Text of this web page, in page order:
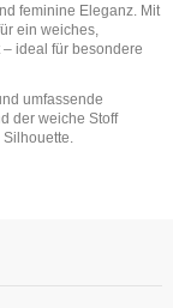
feminine Eleganz. Mit
ein weiches,
ideal für besondere
umfassende
der weiche Stoff